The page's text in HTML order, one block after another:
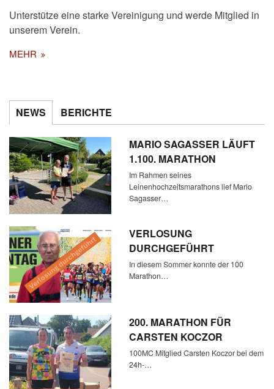
Unterstütze eine starke Vereinigung und werde Mitglied in
unserem Verein.
MEHR
NEWS BERICHTE
MARIO SAGASSER LÄUFT
1.100. MARATHON
Im Rahmen seines
Leinenhochzeitsmarathons lief Mario
Sagasser…
VERLOSUNG
DURCHGEFÜHRT
In diesem Sommer konnte der 100
Marathon…
200. MARATHON FÜR
CARSTEN KOCZOR
100MC Mitglied Carsten Koczor bei dem
24h-…